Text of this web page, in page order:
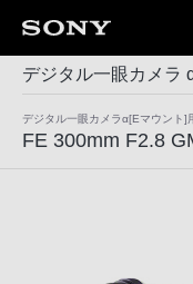
デジタル一眼カメラ
デジタル一眼カメラα[Eマウント]
FE 300mm F2.8